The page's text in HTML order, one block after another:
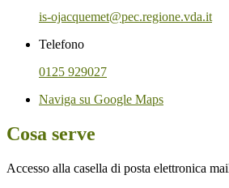
is-ojacquemet@pec.regione.vda.it
Telefono
0125 929027
Naviga su Google Maps
Cosa serve
Accesso alla casella di posta elettronica